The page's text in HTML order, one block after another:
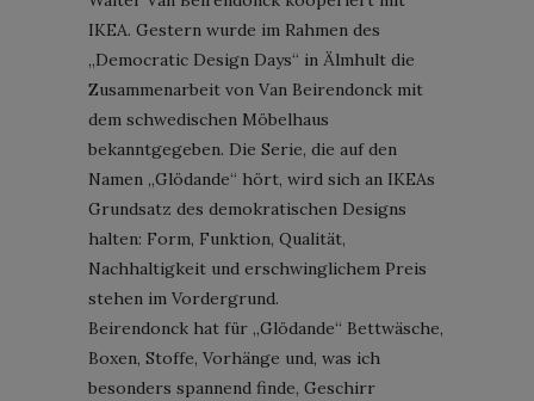
IKEA. Gestern wurde im Rahmen des
„Democratic Design Days“ in Älmhult die
Zusammenarbeit von Van Beirendonck mit
dem schwedischen Möbelhaus
bekanntgegeben. Die Serie, die auf den
Namen „Glödande“ hört, wird sich an IKEAs
Grundsatz des demokratischen Designs
halten: Form, Funktion, Qualität,
Nachhaltigkeit und erschwinglichem Preis
stehen im Vordergrund.
Beirendonck hat für „Glödande“ Bettwäsche,
Boxen, Stoffe, Vorhänge und, was ich
besonders spannend finde, Geschirr